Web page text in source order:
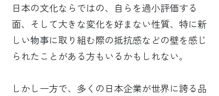
日本の文化ならではの、自らを過小評価する
面、そして大きな変化を好まない性質、特に新
しい物事に取り組む際の抵抗感などの壁を感じ
られたことがある方もいるかもしれない。
しかし一方で、多くの日本企業が世界に誇る品